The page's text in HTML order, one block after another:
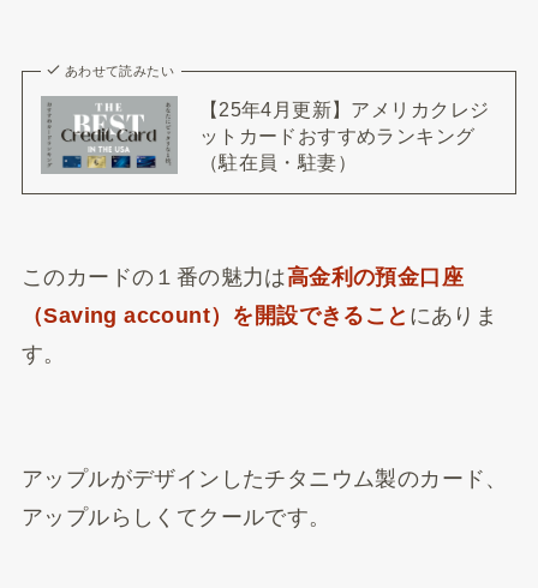
あわせて読みたい
【25年4月更新】アメリカクレジ
ットカードおすすめランキング
（駐在員・駐妻）
このカードの１番の魅力は高金利の預金口座
（Saving account）を開設できること にありま
す。
アップルがデザインしたチタニウム製のカード、
アップルらしくてクールです。